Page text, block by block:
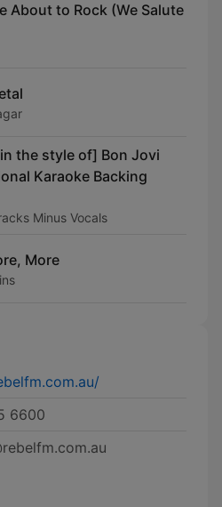
About to Rock (We Salute
the style of] Bon Jovi
Karaoke Backing
Minus Vocals
More
6600